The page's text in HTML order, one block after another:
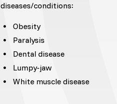
diseases/conditions:
Obesity
Paralysis
Dental disease
Lumpy-jaw
White muscle disease